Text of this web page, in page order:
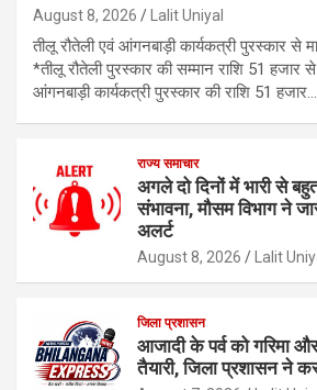
August 8, 2026 Lalit Uniyal
तीलू रौतेली एवं आंगनबाड़ी कार्यकत्री पुरस्कार से
*तीलू रौतेली पुरस्कार की सम्मान राशि 51
आंगनबाड़ी कार्यकत्री पुरस्कार की राशि 51 हजार…
राज्य समाचार
अगले दो दिनों में भारी से बहुत
संभावना, मौसम विभाग ने
अलर्ट
August 8, 2026 Lalit
जिला प्रशासन
आजादी के पर्व को गरिमा
तैयारी, जिला प्रशासन ने